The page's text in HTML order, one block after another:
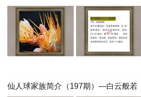
仙人球家族简介（197期）—白云般若